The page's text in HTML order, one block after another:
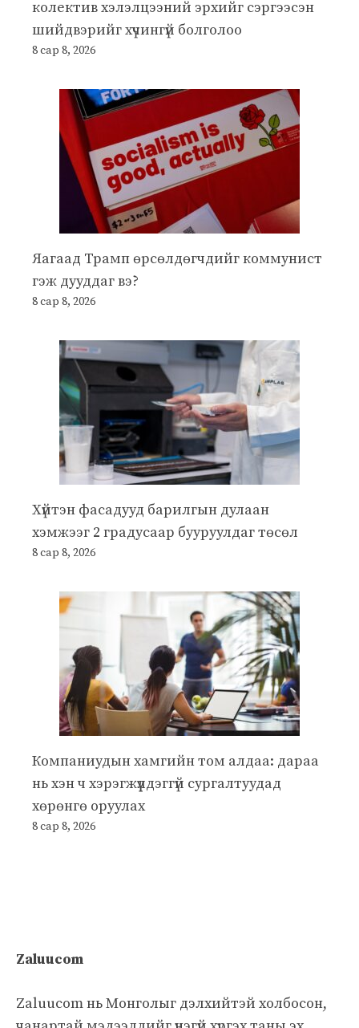
колектив хэлэлцээний эрхийг сэргээсэн
шийдвэрийг хүчингүй болголоо
8 сар 8, 2026
Яагаад Трамп өрсөлдөгчдийг коммунист
гэж дууддаг вэ?
8 сар 8, 2026
Хүйтэн фасадууд барилгын дулаан
хэмжээг 2 градусаар бууруулдаг төсөл
8 сар 8, 2026
Компаниудын хамгийн том алдаа: дараа
нь хэн ч хэрэгжүүлдэггүй сургалтуудад
хөрөнгө оруулах
8 сар 8, 2026
Zaluucom
Zaluucom нь Монголыг дэлхийтэй холбосон,